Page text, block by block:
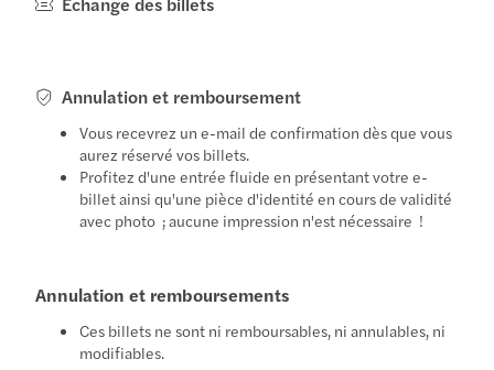
Annulation et remboursement
Vous recevrez un e-mail de confirmation dès que vous
aurez réservé vos billets.
Profitez d'une entrée fluide en présentant votre e-
billet ainsi qu'une pièce d'identité en cours de validité
avec photo ; aucune impression n'est nécessaire !
Annulation et remboursements
Ces billets ne sont ni remboursables, ni annulables, ni
modifiables.